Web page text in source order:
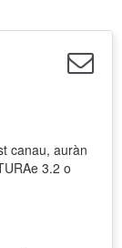
canau, auràn
3.2 o